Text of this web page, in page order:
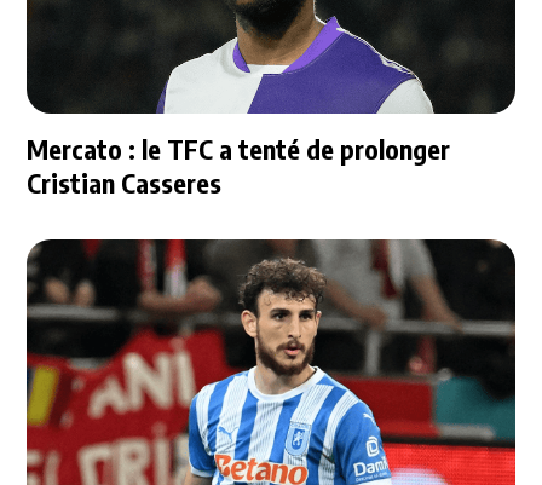
Mercato : le TFC a tenté de prolonger
Cristian Casseres